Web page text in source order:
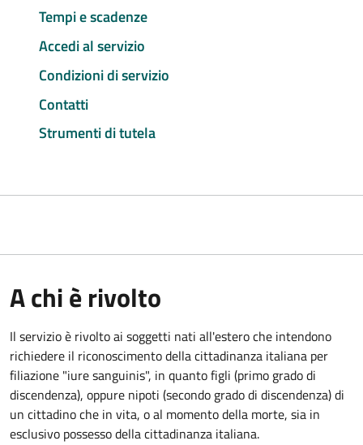
Tempi e scadenze
Accedi al servizio
Condizioni di servizio
Contatti
Strumenti di tutela
A chi è rivolto
Il servizio è rivolto ai soggetti nati all'estero che intendono
richiedere il riconoscimento della cittadinanza italiana per
filiazione "iure sanguinis", in quanto figli (primo grado di
discendenza), oppure nipoti (secondo grado di discendenza) di
un cittadino che in vita, o al momento della morte, sia in
esclusivo possesso della cittadinanza italiana.